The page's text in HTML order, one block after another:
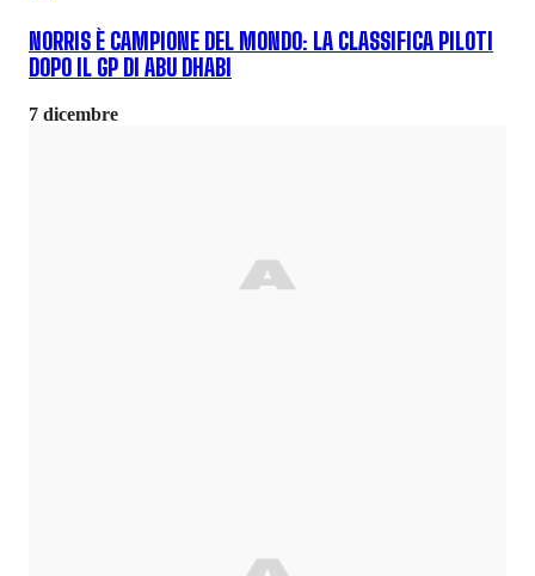
NORRIS È CAMPIONE DEL MONDO: LA CLASSIFICA PILOTI
DOPO IL GP DI ABU DHABI
7 dicembre